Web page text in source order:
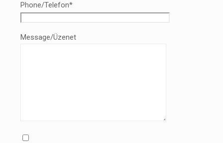
Phone/Telefon*
Message/Üzenet